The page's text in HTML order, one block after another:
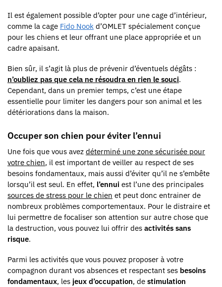
Il est également possible d’opter pour une cage d’intérieur,
comme la cage Fido Nook d’OMLET spécialement conçue
pour les chiens et leur offrant une place appropriée et un
cadre apaisant.
Bien sûr, il s’agit là plus de prévenir d’éventuels dégâts :
n’oubliez pas que cela ne résoudra en rien le souci.
Cependant, dans un premier temps, c’est une étape
essentielle pour limiter les dangers pour son animal et les
détériorations dans la maison.
Occuper son chien pour éviter l’ennui
Une fois que vous avez déterminé une zone sécurisée pour
votre chien, il est important de veiller au respect de ses
besoins fondamentaux, mais aussi d’éviter qu’il ne s’embête
lorsqu’il est seul. En effet, l’ennui est l’une des principales
sources de stress pour le chien et peut donc entrainer de
nombreux problèmes comportementaux. Pour le distraire et
lui permettre de focaliser son attention sur autre chose que
la destruction, vous pouvez lui offrir des activités sans
risque.
Parmi les activités que vous pouvez proposer à votre
compagnon durant vos absences et respectant ses besoins
fondamentaux, les jeux d’occupation, de stimulation